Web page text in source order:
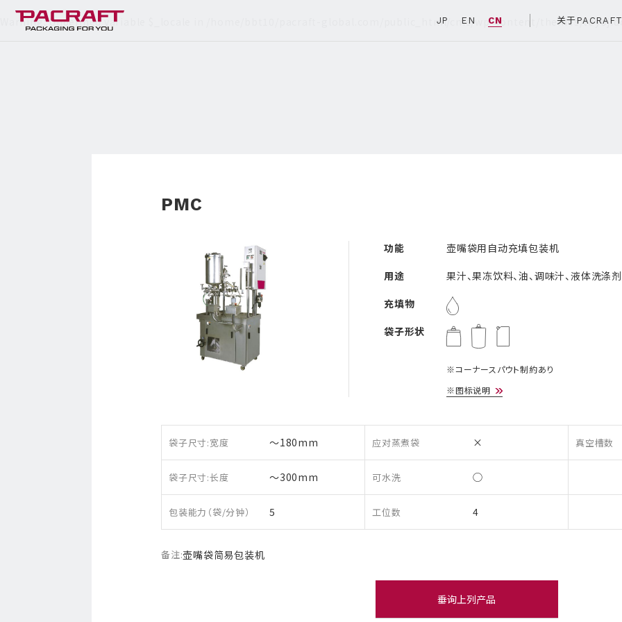
Warning: Undefined variable $_locale in /home/bbt10/pacraft-global.com/public_html/cms/wp-content/themes/
JP EN CN 关于PACRAFT
PMC
功能
壶嘴袋用自动充填包装机
用途
果汁、果冻饮料、油、调味汁、液体洗涤
充填物
袋子形状
※コーナースパウト制約あり
※图标说明
袋子尺寸:宽度 〜180mm
袋子尺寸:长度 〜300mm
包装能力（袋/分钟） 5
应对蒸煮袋 ×
可水洗 ◯
工位数 4
真空槽数
备注:壶嘴袋简易包装机